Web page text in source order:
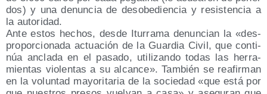
dos) y una denun­cia de des­obe­dien­cia y resis­ten­cia a
la autoridad.
Ante estos hechos, des­de Itu­rra­ma denun­cian la «des­
pro­por­cio­na­da actua­ción de la Guar­dia Civil, que con­ti­
núa ancla­da en el pasa­do, uti­li­zan­do todas las herra­
mien­tas vio­len­tas a su alcan­ce». Tam­bién se reafir­man
en la volun­tad mayo­ri­ta­ria de la socie­dad «que está por